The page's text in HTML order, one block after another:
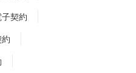
契約